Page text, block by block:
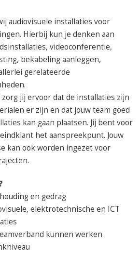
IT
Webshop
– 54 91 662
Route
audiovisuele installaties voor
Hierbij kun je denken aan
videoconferentie,
bekabeling aanleggen,
gerelateerde
jij ervoor dat de installaties zijn
er zijn en dat jouw team goed
kan gaan plaatsen. Jij bent voor
het aanspreekpunt. Jouw
kan ook worden ingezet voor
en gedrag
elektrotechnische en ICT
kunnen werken